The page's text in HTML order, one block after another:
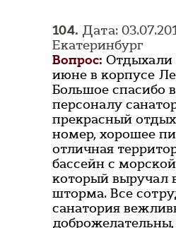
104. Дата:
Екатеринбург
Вопрос: Отдыхали
июне в корпусе
Большое спасибо
персоналу
прекрасный
номер, хорошее
отличная
бассейн с
который выручал
шторма. Все
санатория
доброжелательны,